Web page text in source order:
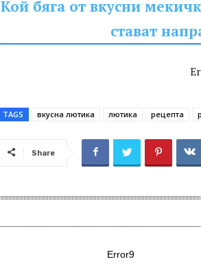
Кой бяга от вкусни
стават
TAGS вкусна лютика лютика рецепта
Share
Error9